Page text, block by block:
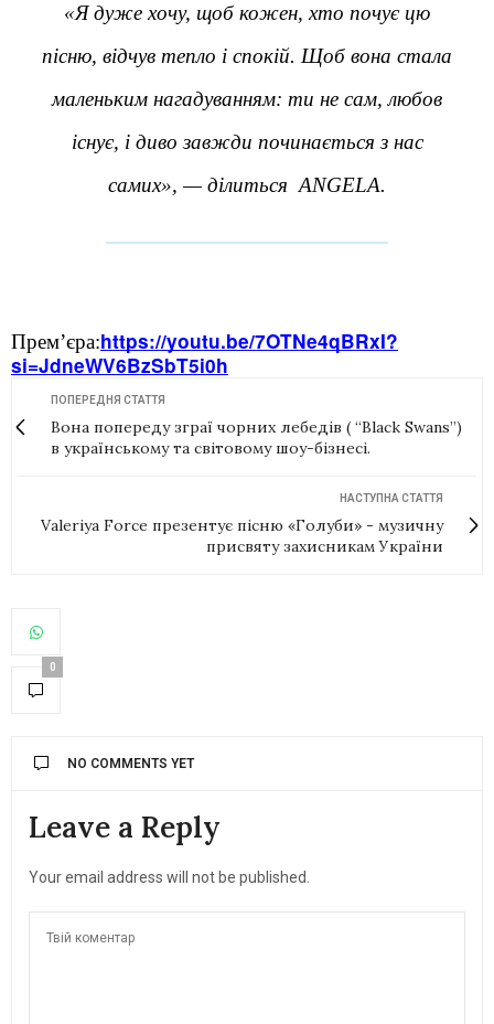
«Я дуже хочу, щоб кожен, хто почує цю
пісню, відчув тепло і спокій. Щоб вона стала
маленьким нагадуванням: ти не сам, любов
існує, і диво завжди починається з нас
самих», — ділиться ANGELA.
Прем’єра:https://youtu.be/7OTNe4qBRxI?
si=JdneWV6BzSbT5i0h
ПОПЕРЕДНЯ СТАТТЯ
Вона попереду зграї чорних лебедів ( “Black Swans”)
в українському та світовому шоу-бізнесі.
НАСТУПНА СТАТТЯ
Valeriya Force презентує пісню «Голуби» - музичну
присвяту захисникам України
0
NO COMMENTS YET
Leave a Reply
Your email address will not be published.